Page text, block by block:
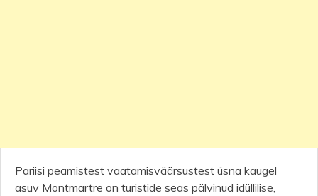
Pariisi peamistest vaatamisväärsustest üsna kaugel
asuv Montmartre on turistide seas pälvinud idüllilise,